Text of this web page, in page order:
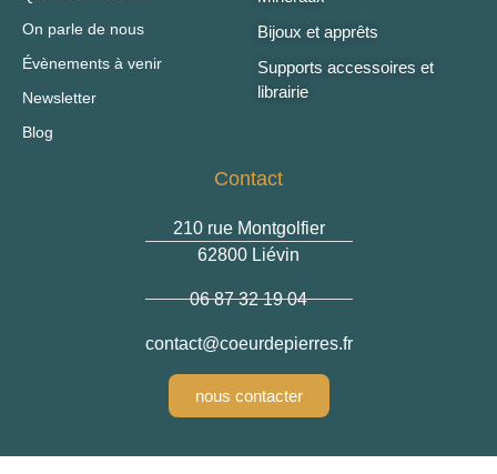
On parle de nous
Évènements à venir
Newsletter
Blog
Bijoux et apprêts
Supports accessoires et
librairie
Contact
210 rue Montgolfier
62800 Liévin
06 87 32 19 04
rf.serreipedrueoc
@tcatnoc
nous contacter